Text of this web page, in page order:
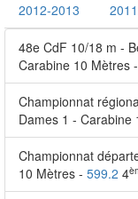
2012-2013
48e CdF 10/18 m -
Carabine 10 Mètres -
Championnat
Dames 1 - Carabine
Championnat
10 Mètres - 599.2 4